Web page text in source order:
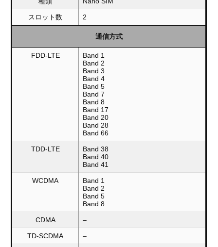
スロット数 2
通信方式
FDD-LTE
Band 1
Band 2
Band 3
Band 4
Band 5
Band 7
Band 8
Band 17
Band 20
Band 28
Band 66
TDD-LTE
Band 38
Band 40
Band 41
WCDMA
Band 1
Band 2
Band 5
Band 8
CDMA –
TD-SCDMA –